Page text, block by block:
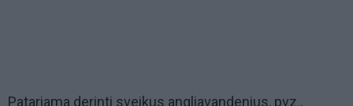
Patariama derinti sveikus angliavandenius, pvz.,